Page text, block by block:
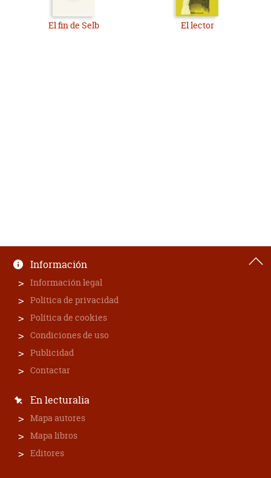
El fin de Selb El lector
Información
Información legal
Política de privacidad
Política de cookies
Condiciones de uso
Publicidad
Contactar
En lecturalia
Mapa autores
Mapa libros
Editores